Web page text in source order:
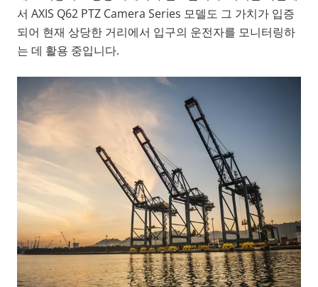
서 AXIS Q62 PTZ Camera Series 모델도 그 가치가 입증
되어 현재 상당한 거리에서 입구의 운전자를 모니터링하
는 데 활용 중입니다.